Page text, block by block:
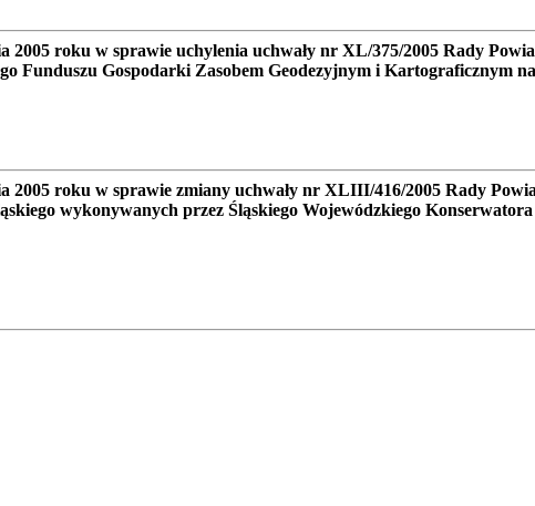
roku w sprawie uchylenia uchwały nr XL/375/2005 Rady
Funduszu Gospodarki Zasobem Geodezyjnym i Kartograficznym
roku w sprawie zmiany uchwały nr XLIII/416/2005 Rady
wykonywanych przez Śląskiego Wojewódzkiego